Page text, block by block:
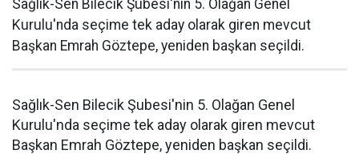
Sağlık-Sen Bilecik Şubesi'nin 5. Olağan Genel
Kurulu'nda seçime tek aday olarak giren mevcut
Başkan Emrah Göztepe, yeniden başkan seçildi.
Sağlık-Sen Bilecik Şubesi'nin 5. Olağan Genel
Kurulu'nda seçime tek aday olarak giren mevcut
Başkan Emrah Göztepe, yeniden başkan seçildi.